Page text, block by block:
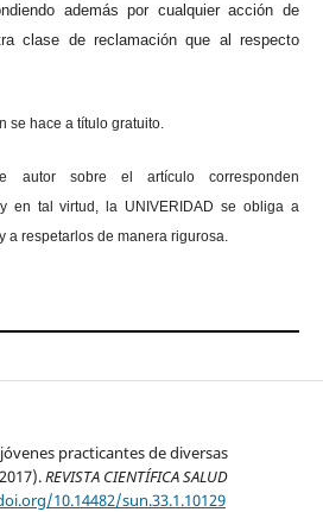
además por cualquier acción de
clase de reclamación que al respecto
se hace a título gratuito.
autor sobre el artículo corresponden
y en tal virtud, la UNIVERIDAD se obliga a
a respetarlos de manera rigurosa.
practicantes de diversas
REVISTA CIENTÍFICA SALUD
10.14482/sun.33.1.10129